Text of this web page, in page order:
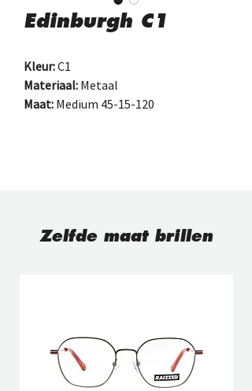
Edinburgh C1
Kleur: C1
Materiaal: Metaal
Maat: Medium 45-15-120
Zelfde maat brillen